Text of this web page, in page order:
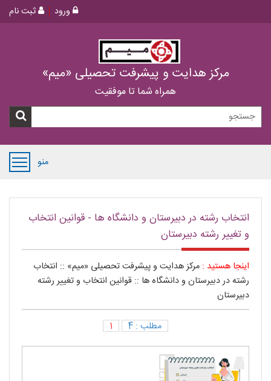
ثبت نام ورود
مرکز هدایت و پیشرفت تحصیلی «میم»
همراه شما تا موفقیت
منو
انتخاب رشته در دبیرستان و دانشگاه ها - قوانین انتخاب
و تغییر رشته دبیرستان
اینجا هستید : مرکز هدایت و پیشرفت تحصیلی «میم» :: انتخاب
رشته در دبیرستان و دانشگاه ها :: قوانین انتخاب و تغییر رشته
دبیرستان
1 مطلب : 4